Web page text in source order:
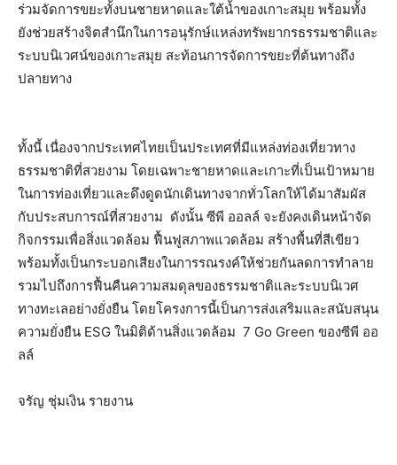
ร่วมจัดการขยะทั้งบนชายหาดและใต้น้ำของเกาะสมุย พร้อมทั้ง
ยังช่วยสร้างจิตสำนึกในการอนุรักษ์แหล่งทรัพยากรธรรมชาติและ
ระบบนิเวศน์ของเกาะสมุย สะท้อนการจัดการขยะที่ต้นทางถึง
ปลายทาง
ทั้งนี้ เนื่องจากประเทศไทยเป็นประเทศที่มีแหล่งท่องเที่ยวทาง
ธรรมชาติที่สวยงาม โดยเฉพาะชายหาดและเกาะที่เป็นเป้าหมาย
ในการท่องเที่ยวและดึงดูดนักเดินทางจากทั่วโลกให้ได้มาสัมผัส
กับประสบการณ์ที่สวยงาม ดังนั้น ซีพี ออลล์ จะยังคงเดินหน้าจัด
กิจกรรมเพื่อสิ่งแวดล้อม ฟื้นฟูสภาพแวดล้อม สร้างพื้นที่สีเขียว
พร้อมทั้งเป็นกระบอกเสียงในการรณรงค์ให้ช่วยกันลดการทำลาย
รวมไปถึงการฟื้นคืนความสมดุลของธรรมชาติและระบบนิเวศ
ทางทะเลอย่างยั่งยืน โดยโครงการนี้เป็นการส่งเสริมและสนับสนุน
ความยั่งยืน ESG ในมิติด้านสิ่งแวดล้อม 7 Go Green ของซีพี ออ
ลล์
จรัญ ชุ่มเงิน รายงาน